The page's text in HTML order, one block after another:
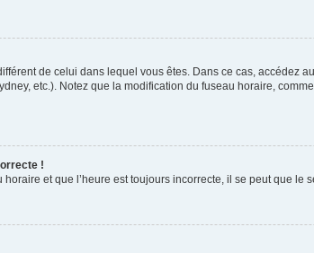
de celui dans lequel vous êtes. Dans ce cas, accédez au
etc.). Notez que la modification du fuseau horaire,
!
et que l’heure est toujours incorrecte, il se peut que le